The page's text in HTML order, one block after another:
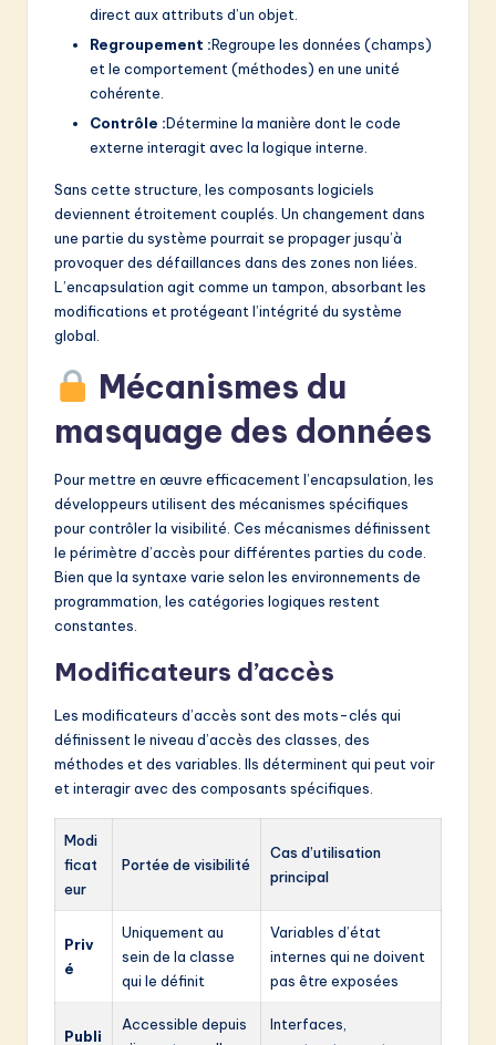
direct aux attributs d’un objet.
Regroupement :Regroupe les données (champs)
et le comportement (méthodes) en une unité
cohérente.
Contrôle :Détermine la manière dont le code
externe interagit avec la logique interne.
Sans cette structure, les composants logiciels
deviennent étroitement couplés. Un changement dans
une partie du système pourrait se propager jusqu’à
provoquer des défaillances dans des zones non liées.
L’encapsulation agit comme un tampon, absorbant les
modifications et protégeant l’intégrité du système
global.
Mécanismes du
masquage des données
Pour mettre en œuvre efficacement l’encapsulation, les
développeurs utilisent des mécanismes spécifiques
pour contrôler la visibilité. Ces mécanismes définissent
le périmètre d’accès pour différentes parties du code.
Bien que la syntaxe varie selon les environnements de
programmation, les catégories logiques restent
constantes.
Modificateurs d’accès
Les modificateurs d’accès sont des mots-clés qui
définissent le niveau d’accès des classes, des
méthodes et des variables. Ils déterminent qui peut voir
et interagir avec des composants spécifiques.
Modi
ficat
eur
Portée de visibilité
Cas d’utilisation
principal
Priv
é
Uniquement au
sein de la classe
qui le définit
Variables d’état
internes qui ne doivent
pas être exposées
Publi
Accessible depuis
Interfaces,